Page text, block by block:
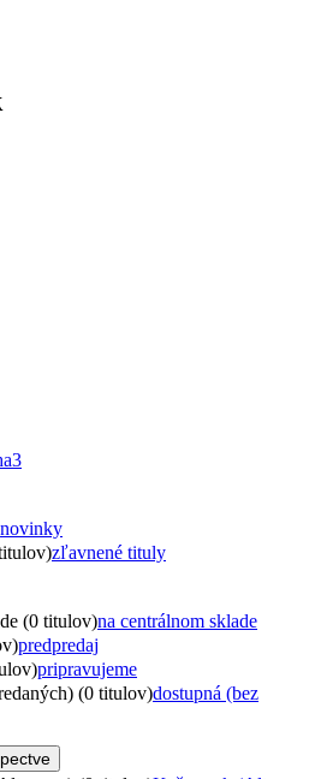
3
novinky
zľavnené tituly
(0 titulov)na centrálnom sklade
predpredaj
pripravujeme
(0 titulov)dostupná (bez